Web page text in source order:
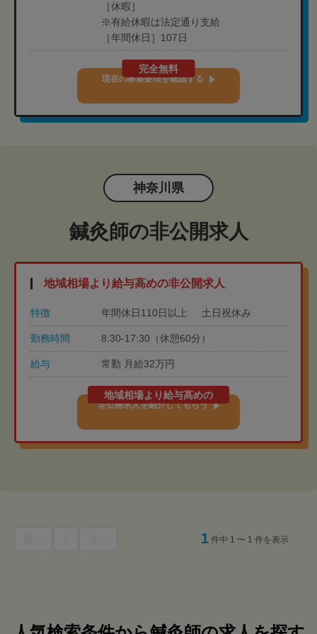
［休暇］
※有給休暇は法定通り支給
［年間休日］107日
完全無料
現在の募集要項を確認する
神奈川県
鍼灸師の非公開求人
地域相場より給与高めの非公開求人
特徴 年間休日110日以上 土日祝休み
勤務時間 8:30-17:30（休憩60分）
給与 常勤 月給32万円
地域相場より給与高めの
非公開求人を紹介してもらう
1 件中 1 〜 1 件を表示